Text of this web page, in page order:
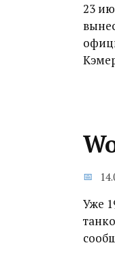
23
Уже